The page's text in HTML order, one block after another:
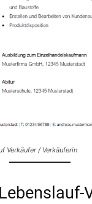
Verkäufer / Verkäuferin